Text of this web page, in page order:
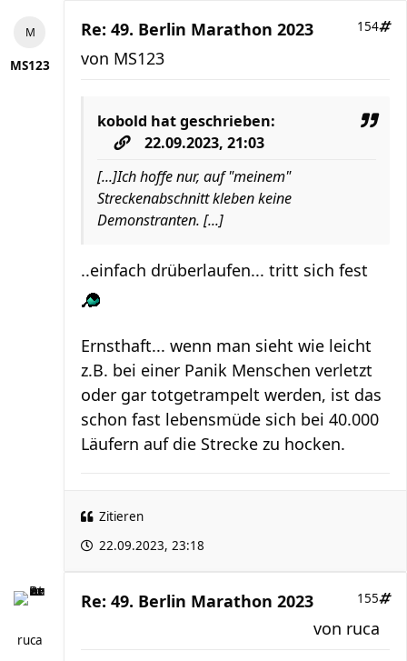
MS123
Re: 49. Berlin Marathon 2023 154
von MS123
kobold hat geschrieben:
22.09.2023, 21:03
[...]Ich hoffe nur, auf "meinem"
Streckenabschnitt kleben keine
Demonstranten. [...]
..einfach drüberlaufen... tritt sich fest
Ernsthaft... wenn man sieht wie leicht
z.B. bei einer Panik Menschen verletzt
oder gar totgetrampelt werden, ist das
schon fast lebensmüde sich bei 40.000
Läufern auf die Strecke zu hocken.
Zitieren
22.09.2023, 23:18
ruca
Re: 49. Berlin Marathon 2023 155
von ruca